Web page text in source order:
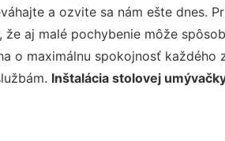
a ozvite sa nám ešte dnes.
že aj malé pochybenie môže
o maximálnu spokojnosť
Inštalácia stolovej